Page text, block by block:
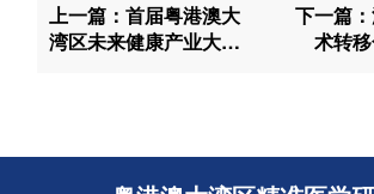
上一篇：首届粤港澳大
湾区未来健康产业大会
下一篇
术转